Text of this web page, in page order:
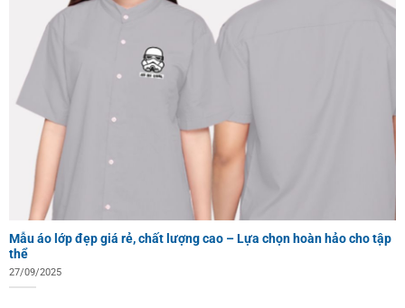
Mẫu áo lớp đẹp giá rẻ, chất lượng cao – Lựa chọn hoàn hảo cho tập
thể
27/09/2025